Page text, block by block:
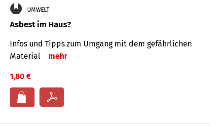
UMWELT
Asbest im Haus?
Infos und Tipps zum Um­gang mit dem ge­fähr­lichen
Mate­rial
mehr
1,80 €